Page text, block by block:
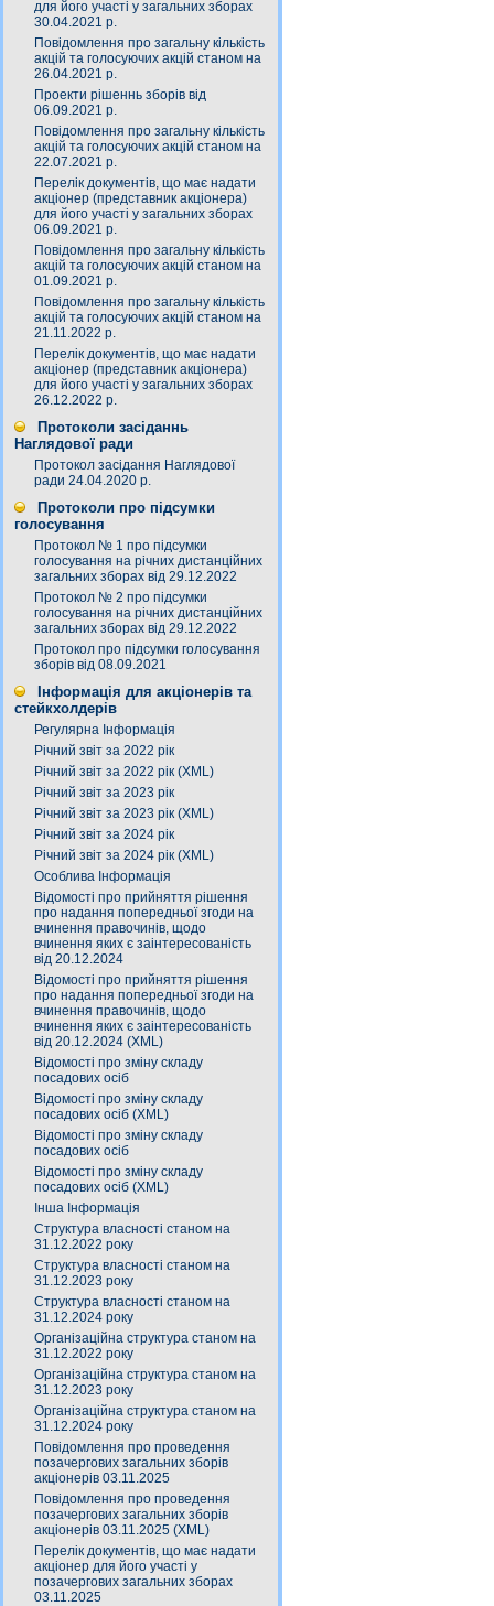
для його участі у загальних зборах
30.04.2021 р.
Повідомлення про загальну кількість
акцій та голосуючих акцій станом на
26.04.2021 р.
Проекти рішеннь зборів від
06.09.2021 р.
Повідомлення про загальну кількість
акцій та голосуючих акцій станом на
22.07.2021 р.
Перелік документів, що має надати
акціонер (представник акціонера)
для його участі у загальних зборах
06.09.2021 р.
Повідомлення про загальну кількість
акцій та голосуючих акцій станом на
01.09.2021 р.
Повідомлення про загальну кількість
акцій та голосуючих акцій станом на
21.11.2022 р.
Перелік документів, що має надати
акціонер (представник акціонера)
для його участі у загальних зборах
26.12.2022 р.
Протоколи засіданнь
Наглядової ради
Протокол засідання Наглядової
ради 24.04.2020 р.
Протоколи про підсумки
голосування
Протокол № 1 про підсумки
голосування на річних дистанційних
загальних зборах від 29.12.2022
Протокол № 2 про підсумки
голосування на річних дистанційних
загальних зборах від 29.12.2022
Протокол про підсумки голосування
зборів від 08.09.2021
Інформація для акціонерів та
стейкхолдерів
Регулярна Інформація
Річний звіт за 2022 рік
Річний звіт за 2022 рік (XML)
Річний звіт за 2023 рік
Річний звіт за 2023 рік (XML)
Річний звіт за 2024 рік
Річний звіт за 2024 рік (XML)
Особлива Інформація
Відомості про прийняття рішення
про надання попередньої згоди на
вчинення правочинів, щодо
вчинення яких є заінтересованість
від 20.12.2024
Відомості про прийняття рішення
про надання попередньої згоди на
вчинення правочинів, щодо
вчинення яких є заінтересованість
від 20.12.2024 (XML)
Відомості про зміну складу
посадових осіб
Відомості про зміну складу
посадових осіб (XML)
Відомості про зміну складу
посадових осіб
Відомості про зміну складу
посадових осіб (XML)
Інша Інформація
Структура власності станом на
31.12.2022 року
Структура власності станом на
31.12.2023 року
Структура власності станом на
31.12.2024 року
Організаційна структура станом на
31.12.2022 року
Організаційна структура станом на
31.12.2023 року
Організаційна структура станом на
31.12.2024 року
Повідомлення про проведення
позачергових загальних зборів
акціонерів 03.11.2025
Повідомлення про проведення
позачергових загальних зборів
акціонерів 03.11.2025 (XML)
Перелік документів, що має надати
акціонер для його участі у
позачергових загальних зборах
03.11.2025